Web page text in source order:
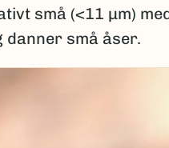
små (<11 µm)
danner små åser.